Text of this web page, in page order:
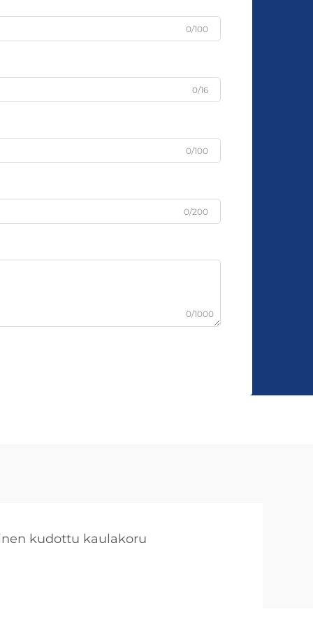
0/100
0/16
0/100
0/200
0/1000
kudottu kaulakoru